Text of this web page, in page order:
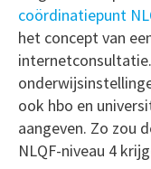
coördinatiepunt
het concept van
ook hbo en
aangeven. Zo zou
NLQF-niveau 4